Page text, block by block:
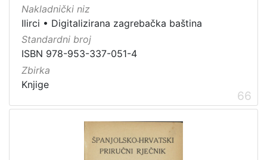
Nakladnički niz
Ilirci • Digitalizirana zagrebačka baština
Standardni broj
ISBN 978-953-337-051-4
Zbirka
Knjige
66